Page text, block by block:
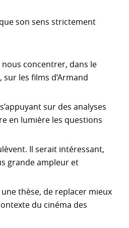
son sens strictement
concentrer, dans le
les films d’Armand
sur des analyses
en lumière les questions
Il serait intéressant,
grande ampleur et
thèse, de replacer mieux
du cinéma des